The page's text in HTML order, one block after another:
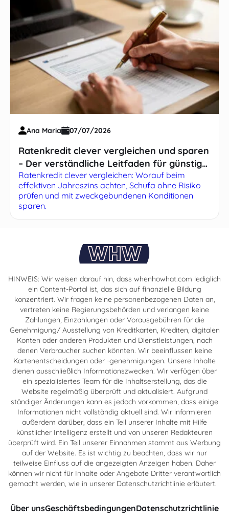
Ana Maria 07/07/2026
Ratenkredit clever vergleichen und sparen
– Der verständliche Leitfaden für günstige
Zinsen
Ratenkredit clever vergleichen: Worauf beim
effektiven Jahreszins achten, Schufa ohne Risiko
prüfen und mit zweckgebundenen Konditionen
sparen.
HINWEIS: Wir weisen darauf hin, dass whenhowhat.com lediglich
ein Content-Portal ist, das sich auf finanzielle Bildung
konzentriert. Wir fragen keine personenbezogenen Daten an,
vertreten keine Regierungsbehörden und verlangen keine
Zahlungen, Einzahlungen oder Vorausgebühren für die
Genehmigung/ Ausstellung von Kreditkarten, Krediten, digitalen
Konten oder anderen Produkten und Dienstleistungen, nach
denen Verbraucher suchen könnten. Wir beeinflussen keine
Kartenentscheidungen oder -genehmigungen. Unsere Inhalte
dienen ausschließlich Informationszwecken. Wir verfügen über
ein spezialisiertes Team für die Inhaltserstellung, das die
Website regelmäßig überprüft und aktualisiert. Aufgrund
ständiger Änderungen kann es jedoch vorkommen, dass einige
Informationen nicht vollständig aktuell sind. Wir informieren
außerdem darüber, dass ein Teil unserer Inhalte mit Hilfe
künstlicher Intelligenz erstellt und von unseren Redakteuren
überprüft wird. Ein Teil unserer Einnahmen stammt aus Werbung
auf der Website. Es ist wichtig zu beachten, dass wir nur
teilweise Einfluss auf die angezeigten Anzeigen haben. Daher
können wir nicht für Inhalte oder Angebote Dritter verantwortlich
gemacht werden, wie in unserer Datenschutzrichtlinie erläutert.
Über unsGeschäftsbedingungenDatenschutzrichtlinie